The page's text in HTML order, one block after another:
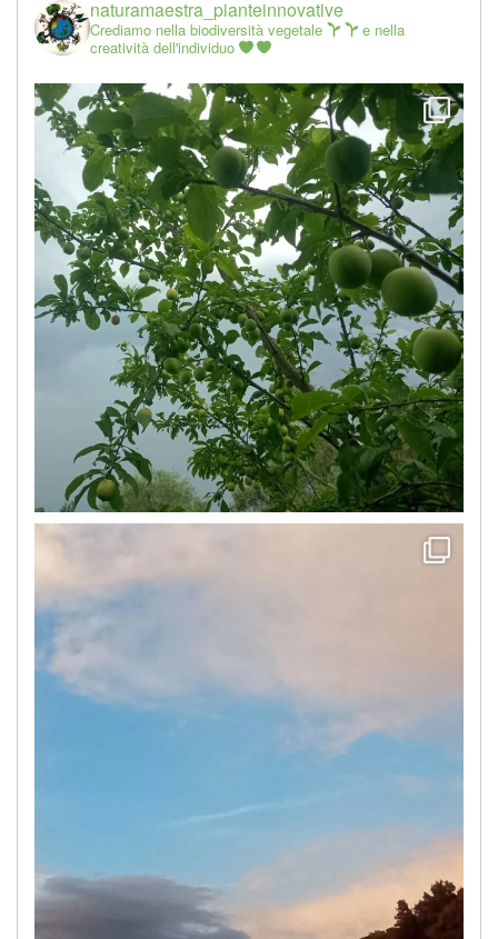
naturamaestra_pianteinnovative
Crediamo nella biodiversità vegetale
e nella
creatività dell'individuo